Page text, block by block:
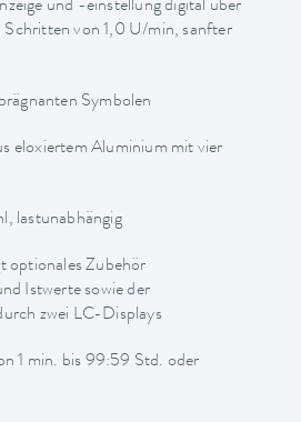
und -einstellung digital über
von 1,0 U/min, sanfter
Symbolen
eloxiertem Aluminium mit vier
lastunabhängig
optionales Zubehör
Istwerte sowie der
zwei LC-Displays
1 min. bis 99:59 Std. oder